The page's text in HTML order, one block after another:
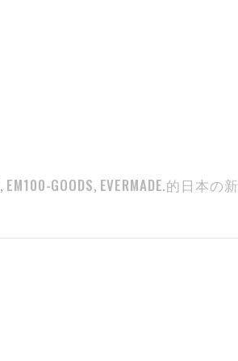
, EM100-GOODS, EVERMADE.的日本の新